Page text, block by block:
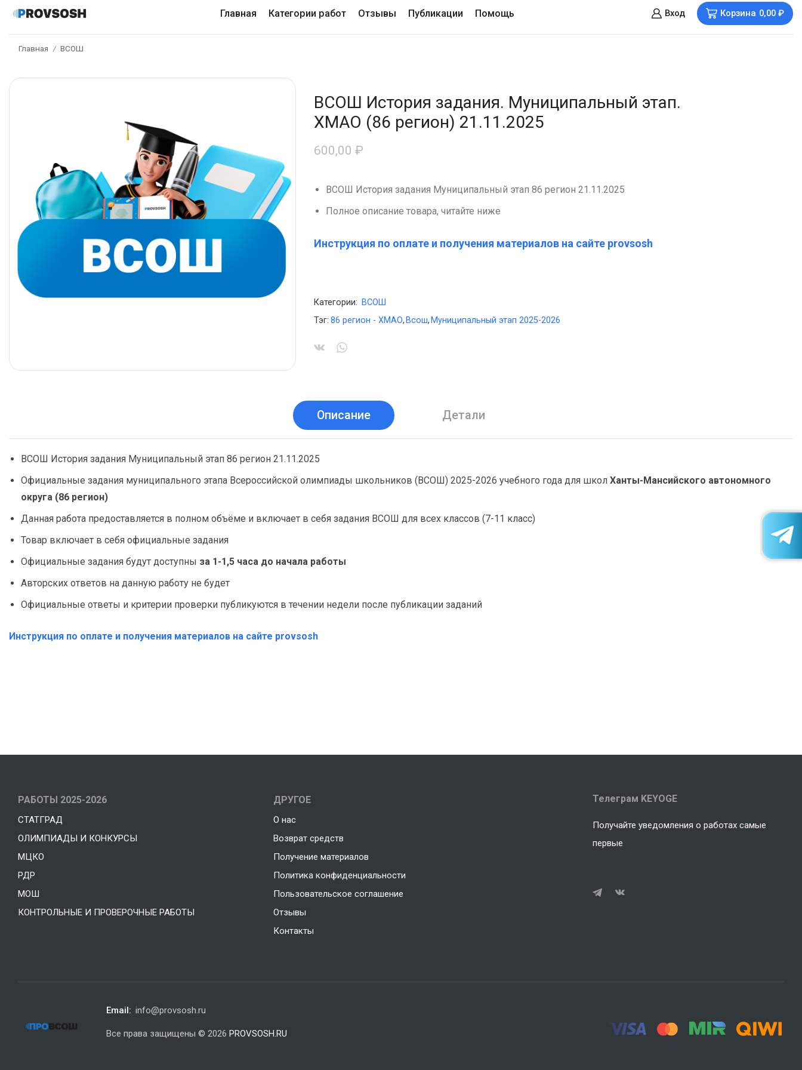
Главная Категории работ Отзывы Публикации Помощь Вход Корзина 0,00 ₽
Главная / ВСОШ
ВСОШ История задания. Муниципальный этап.
ХМАО (86 регион) 21.11.2025
600,00 ₽
ВСОШ История задания Муниципальный этап 86 регион 21.11.2025
Полное описание товара, читайте ниже
Инструкция по оплате и получения материалов на сайте provsosh
Категории: ВСОШ
Тэг: 86 регион - ХМАО, Всош, Муниципальный этап 2025-2026
Описание Детали
ВСОШ История задания Муниципальный этап 86 регион 21.11.2025
Официальные задания муниципального этапа Всероссийской олимпиады школьников (ВСОШ) 2025-2026 учебного года для школ Ханты-Мансийского автономного
округа (86 регион)
Данная работа предоставляется в полном объёме и включает в себя задания ВСОШ для всех классов (7-11 класс)
Товар включает в себя официальные задания
Официальные задания будут доступны за 1-1,5 часа до начала работы
Авторских ответов на данную работу не будет
Официальные ответы и критерии проверки публикуются в течении недели после публикации заданий
Инструкция по оплате и получения материалов на сайте provsosh
РАБОТЫ 2025-2026
СТАТГРАД
ОЛИМПИАДЫ И КОНКУРСЫ
МЦКО
РДР
МОШ
КОНТРОЛЬНЫЕ И ПРОВЕРОЧНЫЕ РАБОТЫ
ДРУГОЕ
О нас
Возврат средств
Получение материалов
Политика конфиденциальности
Пользовательское соглашение
Отзывы
Контакты
Телеграм KEYOGE
Получайте уведомления о работах самые
первые
Email: info@provsosh.ru
Все права защищены © 2026PROVSOSH.RU